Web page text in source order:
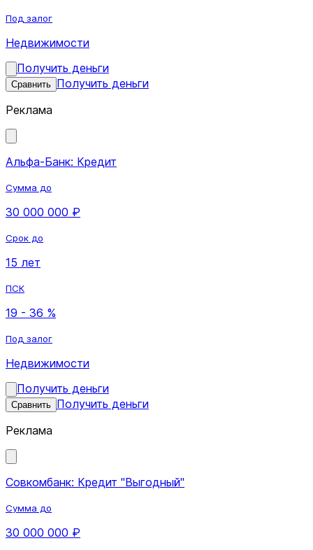
Под залог
Недвижимости
Получить деньги
Сравнить Получить деньги
Реклама
Альфа-Банк: Кредит
Сумма до
30 000 000 ₽
Срок до
15 лет
ПСК
19 - 36 %
Под залог
Недвижимости
Получить деньги
Сравнить Получить деньги
Реклама
Совкомбанк: Кредит "Выгодный"
Сумма до
30 000 000 ₽